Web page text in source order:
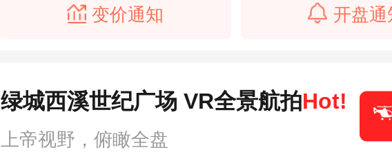
变价通知 开盘通
绿城西溪世纪广场 VR全景航拍Hot!
上帝视野，俯瞰全盘